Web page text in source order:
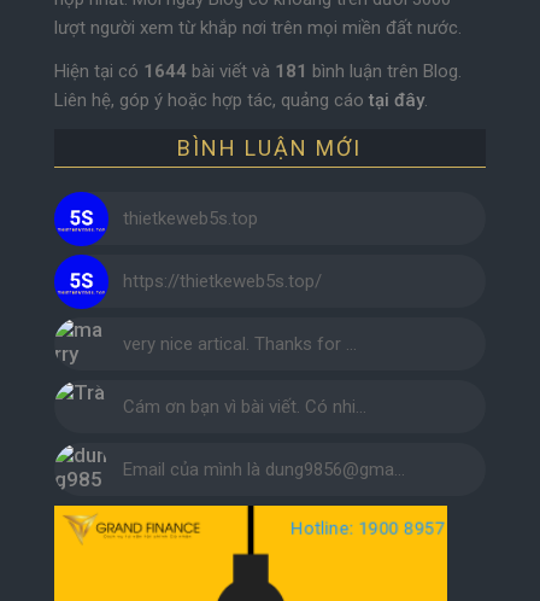
lượt người xem từ khắp nơi trên mọi miền đất nước.
Hiện tại có 1644bài viết và 181 bình luận trên Blog.
Liên hệ, góp ý hoặc hợp tác, quảng cáotại đây.
BÌNH LUẬN MỚI
thietkeweb5s.top
https://thietkeweb5s.top/
very nice artical. Thanks for …
Cám ơn bạn vì bài viết. Có nhi…
Email của mình là dung9856@gma…